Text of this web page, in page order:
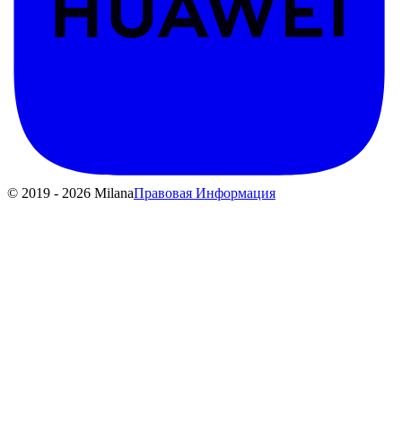
© 2019 - 2026 MilanaПравовая Информация